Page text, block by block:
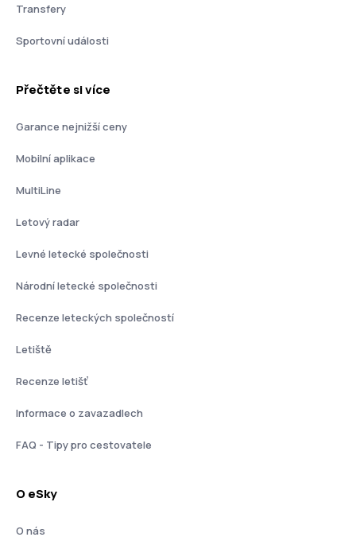
Transfery
Sportovní události
Přečtěte si více
Garance nejnižší ceny
Mobilní aplikace
MultiLine
Letový radar
Levné letecké společnosti
Národní letecké společnosti
Recenze leteckých společností
Letiště
Recenze letišť
Informace o zavazadlech
FAQ - Tipy pro cestovatele
O eSky
O nás